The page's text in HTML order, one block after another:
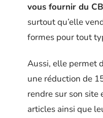
vous fournir du
surtout qu’elle
formes pour tout
Aussi, elle permet
une réduction de
rendre sur son site
articles ainsi que